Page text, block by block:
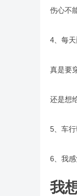
伤心不
4、每
真是要
还是想
5、车
6、我
我